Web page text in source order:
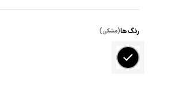
رنگ ها(مشکی)